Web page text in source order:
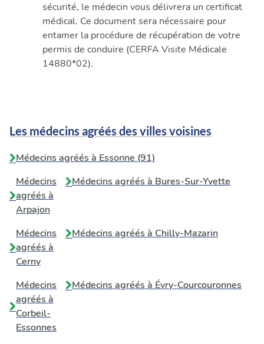
sécurité, le médecin vous délivrera un certificat
médical. Ce document sera nécessaire pour
entamer la procédure de récupération de votre
permis de conduire (CERFA Visite Médicale
14880*02).
Les médecins agréés des villes voisines
Médecins agréés à Essonne (91)
Médecins
agréés à
Arpajon
Médecins agréés à Bures-Sur-Yvette
Médecins
agréés à
Cerny
Médecins agréés à Chilly-Mazarin
Médecins
agréés à
Corbeil-
Essonnes
Médecins agréés à Évry-Courcouronnes